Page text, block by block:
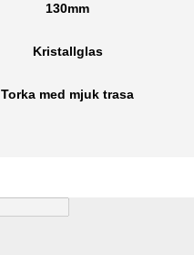
130mm
Kristallglas
Torka med mjuk trasa